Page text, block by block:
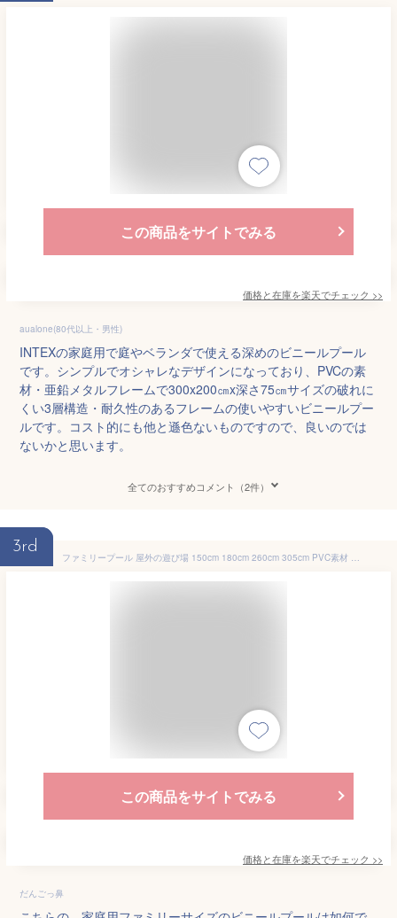
この商品をサイトでみる
価格と在庫を楽天でチェック >>
aualone(80代以上・男性)
INTEXの家庭用で庭やベランダで使える深めのビニールプール
です。シンプルでオシャレなデザインになっており、PVCの素
材・亜鉛メタルフレームで300x200㎝x深さ75㎝サイズの破れに
くい3層構造・耐久性のあるフレームの使いやすいビニールプー
ルです。コスト的にも他と遜色ないものですので、良いのでは
ないかと思います。
全てのおすすめコメント（2件）
3rd
ファミリープール 屋外の遊び場 150cm 180cm 260cm 305cm PVC素材 暑さ対策 折り畳み収納 滑り台 自宅 マンション 水遊 海水浴 子供 キッズ 大人 プール長方形 深い キッズ 三層 家庭用プール 子供用プール キッズプール 庭 ベランダ 水あそび レジャープール 自動充気
この商品をサイトでみる
価格と在庫を楽天でチェック >>
だんごっ鼻